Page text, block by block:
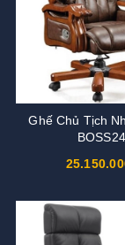
Ghế Chủ Tịch
BOSS24